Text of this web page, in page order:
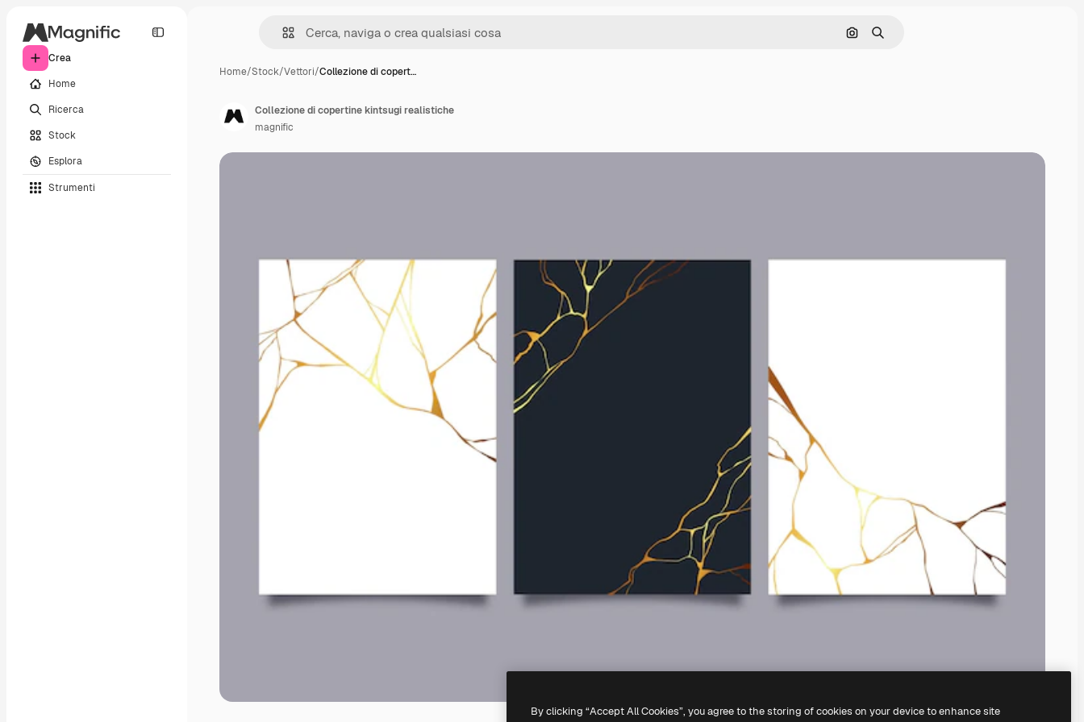
Crea
Home
Ricerca
Stock
Esplora
Strumenti
Cerca per immagine
Ricerca
Home/Stock/Vettori/Collezione di copert…
Collezione di copertine kintsugi realistiche
magnific
By clicking “Accept All Cookies”, you agree to the storing of cookies on your device to enhance site